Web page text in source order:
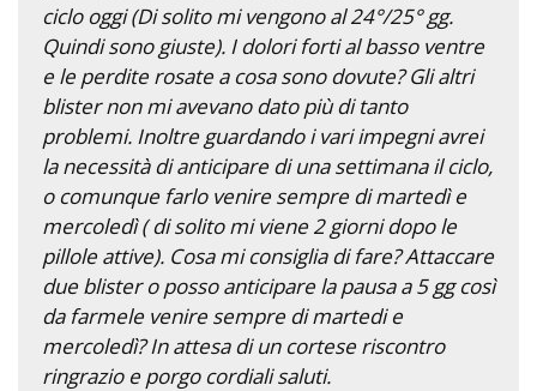
ciclo oggi (Di solito mi vengono al 24°/25° gg.
Quindi sono giuste). I dolori forti al basso ventre
e le perdite rosate a cosa sono dovute? Gli altri
blister non mi avevano dato più di tanto
problemi. Inoltre guardando i vari impegni avrei
la necessità di anticipare di una settimana il ciclo,
o comunque farlo venire sempre di martedì e
mercoledì ( di solito mi viene 2 giorni dopo le
pillole attive). Cosa mi consiglia di fare? Attaccare
due blister o posso anticipare la pausa a 5 gg così
da farmele venire sempre di martedi e
mercoledì? In attesa di un cortese riscontro
ringrazio e porgo cordiali saluti.